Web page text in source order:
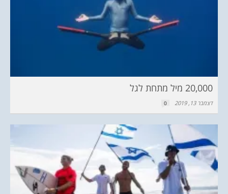
20,000 מיל מתחת לגל
דצמבר 13, 2019 0